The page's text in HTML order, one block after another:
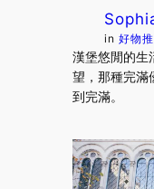
in好物
漢堡悠閒的生
望，那種完滿
到完滿。